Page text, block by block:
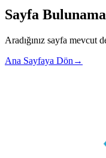
Sayfa
Aradığınız sayfa mevcut
Ana Sayfaya Dön →